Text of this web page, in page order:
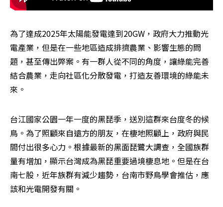
為了達成2025年太陽能發電達到20GW，政府大力推動光
電產業，但是在一些地區造成排擠農業、影響生態的問
題，甚至傳出弊案。有一群人從不同的角度，讓綠能完善
結合農業，走向社區化分散發電，打造友善環境的綠能未
來。
台江國家公園一年一度的黑琵季，送別這群來台度冬的候
鳥。為了照顧來自遠方的朋友，在棲地照顧上，政府與民
間付出很多心力。根據最新的黑面琵鷺大調查，全國族群
量有增加，顯示台灣成為黑琵重要過境棲息地。但是在台
南七股，近年族群有減少趨勢，台南市野鳥學會推估，應
該和光電開發有關。